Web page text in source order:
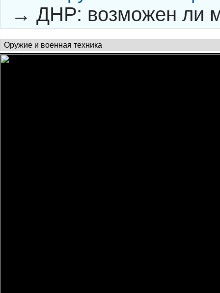
→ ДНР: возможен ли